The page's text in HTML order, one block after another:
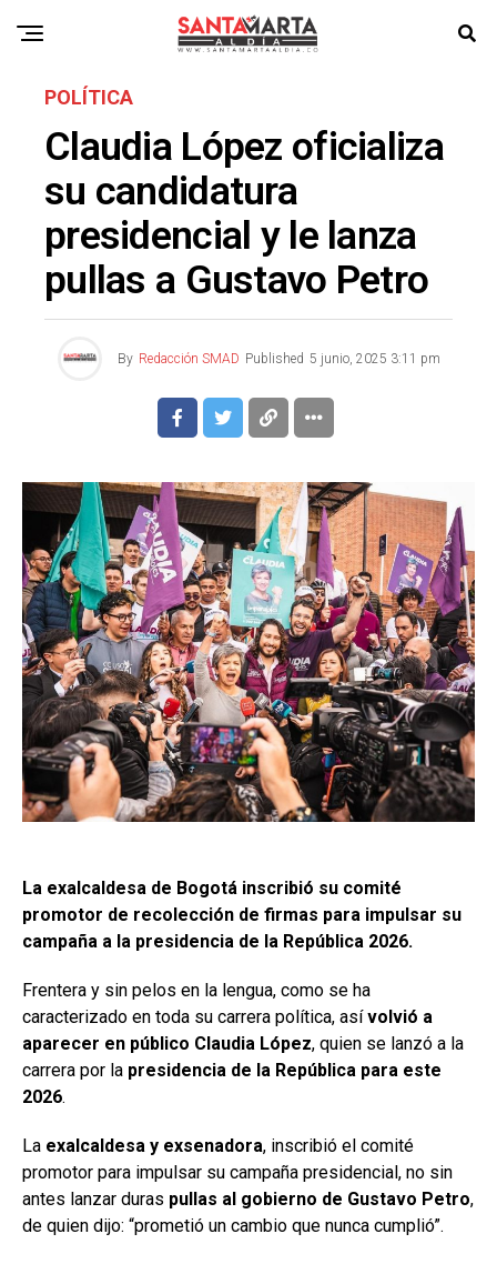
POLÍTICA
Claudia López oficializa
su candidatura
presidencial y le lanza
pullas a Gustavo Petro
By Redacción SMAD Published 5 junio, 2025 3:11 pm
La exalcaldesa de Bogotá inscribió su comité
promotor de recolección de firmas para impulsar su
campaña a la presidencia de la República 2026.
Frentera y sin pelos en la lengua, como se ha
caracterizado en toda su carrera política, asívolvió a
aparecer en público Claudia López, quien se lanzó a la
carrera por la presidencia de la República para este
2026.
La exalcaldesa y exsenadora, inscribió el comité
promotor para impulsar su campaña presidencial, no sin
antes lanzar duras pullas al gobierno de Gustavo Petro,
de quien dijo: “prometió un cambio que nunca cumplió”.